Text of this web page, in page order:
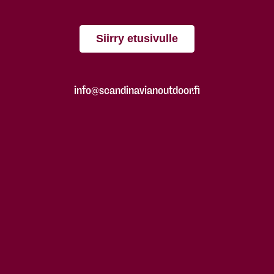
Siirry etusivulle
info@scandinavianoutdoor.fi